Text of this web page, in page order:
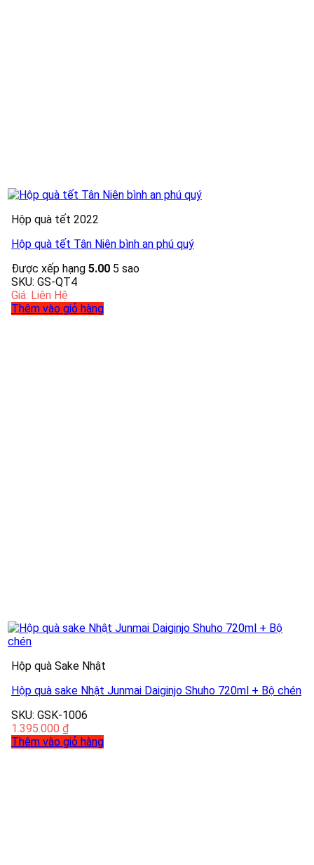
Hộp quà tết 2022
Hộp quà tết Tân Niên bình an phú quý
Được xếp hạng 5.00 5 sao
SKU: GS-QT4
Giá: Liên Hệ
Thêm vào giỏ hàng
Hộp quà Sake Nhật
Hộp quà sake Nhật Junmai Daiginjo Shuho 720ml + Bộ chén
SKU: GSK-1006
1.395.000 ₫
Thêm vào giỏ hàng